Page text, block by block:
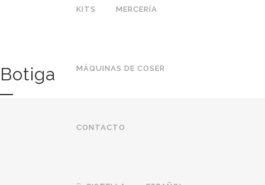
KITS MERCERÍA
MÁQUINAS DE COSER
CONTACTO
Botiga